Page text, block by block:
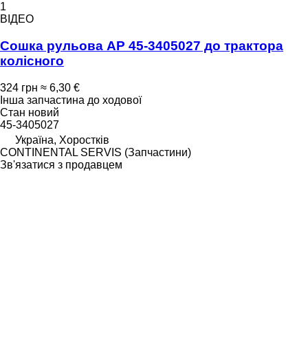
1
ВІДЕО
Сошка рульова AP 45-3405027 до трактора
колісного
324 грн ≈ 6,30 €
Інша запчастина до ходової
Стан новий
45-3405027
Україна, Хоростків
CONTINENTAL SERVIS (Запчастини)
Зв'язатися з продавцем